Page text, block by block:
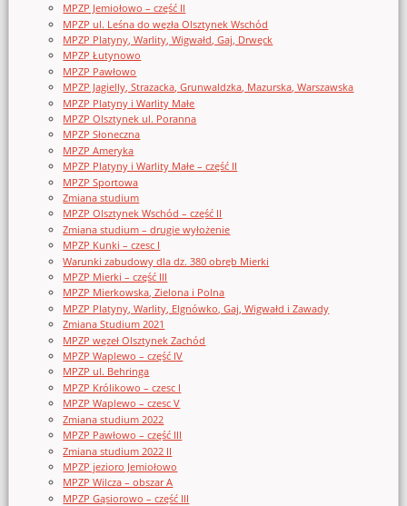
MPZP Jemiołowo – część II
MPZP ul. Leśna do węzła Olsztynek Wschód
MPZP Platyny, Warlity, Wigwałd, Gaj, Drwęck
MPZP Łutynowo
MPZP Pawłowo
MPZP Jagielly, Strazacka, Grunwaldzka, Mazurska, Warszawska
MPZP Platyny i Warlity Małe
MPZP Olsztynek ul. Poranna
MPZP Słoneczna
MPZP Ameryka
MPZP Platyny i Warlity Małe – część II
MPZP Sportowa
Zmiana studium
MPZP Olsztynek Wschód – część II
Zmiana studium – drugie wyłożenie
MPZP Kunki – czesc I
Warunki zabudowy dla dz. 380 obręb Mierki
MPZP Mierki – część III
MPZP Mierkowska, Zielona i Polna
MPZP Platyny, Warlity, Elgnówko, Gaj, Wigwałd i Zawady
Zmiana Studium 2021
MPZP węzeł Olsztynek Zachód
MPZP Waplewo – część IV
MPZP ul. Behringa
MPZP Królikowo – czesc I
MPZP Waplewo – czesc V
Zmiana studium 2022
MPZP Pawłowo – część III
Zmiana studium 2022 II
MPZP jezioro Jemiołowo
MPZP Wilcza – obszar A
MPZP Gąsiorowo – część III